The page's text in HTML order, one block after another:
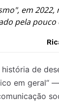
em
pela
história de
em geral“